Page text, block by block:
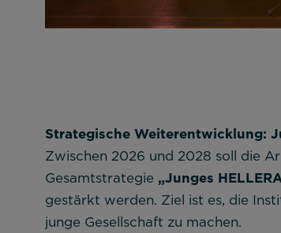
Strategische Weiterentwicklung:
Zwischen 2026 und 2028 soll die
Gesamtstrategie „Junges
gestärkt werden. Ziel ist es, die
junge Gesellschaft zu machen.